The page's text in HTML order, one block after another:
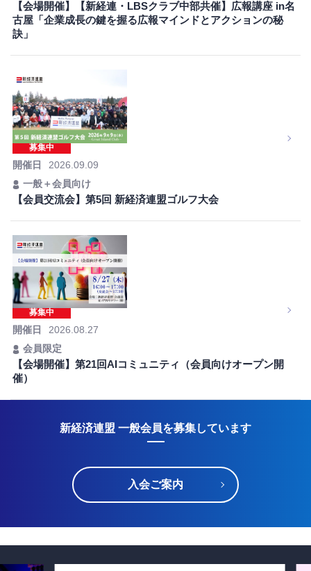
【会場開催】【新経連・LBSクラブ中部共催】広報講座 in名
古屋「企業成長の鍵を握る広報マインドとアクションの秘
訣」
募集中
開催日
2026.09.09
一般＋会員向け
【会員交流会】第5回 新経済連盟ゴルフ大会
募集中
開催日
2026.08.27
会員限定
【会場開催】第21回AIコミュニティ（会員向けオープン開
催）
新経済連盟 一般会員を募集しています
入会ご案内